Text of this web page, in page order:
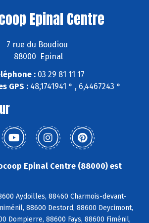
Epinal Centre
7 rue du Boudiou
88000 Epinal
: 03 29 81 11 17
GPS :48,1741941 ° , 6,4467243 °
Epinal Centre (88000) est
Aydoilles, 88460 Charmois-devant-
88600 Destord, 88600 Deycimont,
Dompierre, 88600 Fays, 88600 Fiménil,